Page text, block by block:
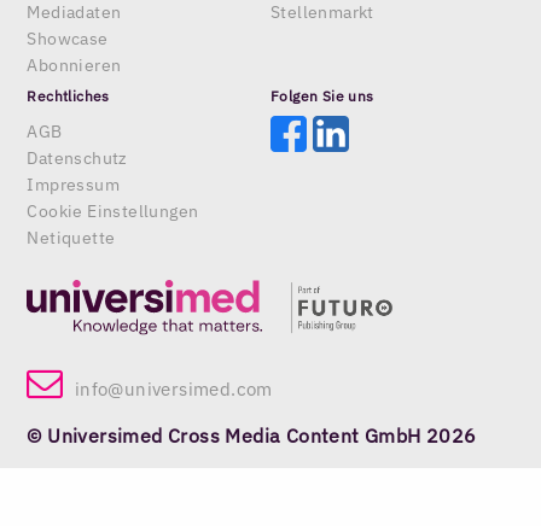
info@universimed.com
© Universimed Cross Media Content GmbH 2026
Mediadaten
Showcase
Abonnieren
Stellenmarkt
Rechtliches
AGB
Datenschutz
Impressum
Cookie Einstellungen
Netiquette
Folgen Sie uns